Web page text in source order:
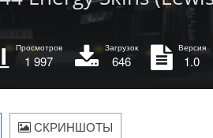
Просмотров
1 997
Загрузок
646
Версия
1.0
СКРИНШОТЫ